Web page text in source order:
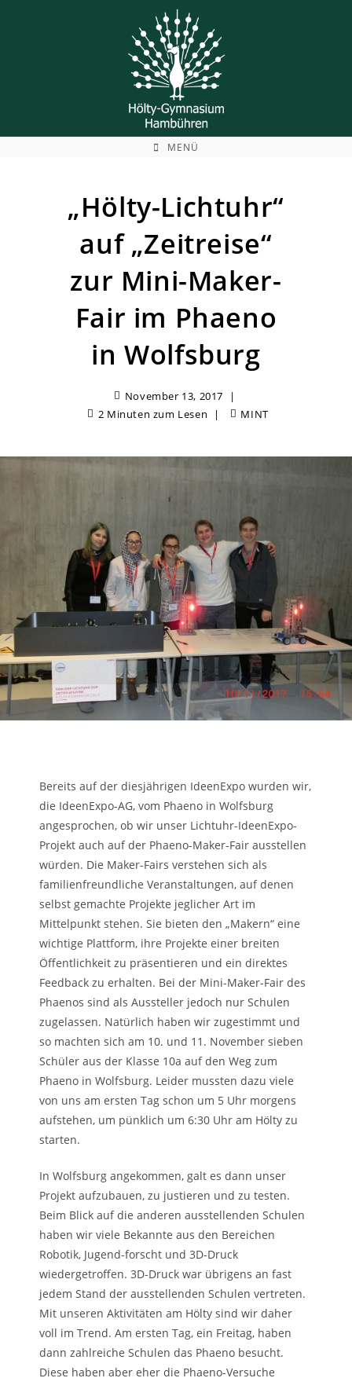
MENÜ
„Hölty-Lichtuhr“
auf „Zeitreise“
zur Mini-Maker-
Fair im Phaeno
in Wolfsburg
November 13, 2017
2 Minuten zum Lesen
MINT
Bereits auf der diesjährigen IdeenExpo wurden wir,
die IdeenExpo-AG, vom Phaeno in Wolfsburg
angesprochen, ob wir unser Lichtuhr-IdeenExpo-
Projekt auch auf der Phaeno-Maker-Fair ausstellen
würden. Die Maker-Fairs verstehen sich als
familienfreundliche Veranstaltungen, auf denen
selbst gemachte Projekte jeglicher Art im
Mittelpunkt stehen. Sie bieten den „Makern“ eine
wichtige Plattform, ihre Projekte einer breiten
Öffentlichkeit zu präsentieren und ein direktes
Feedback zu erhalten. Bei der Mini-Maker-Fair des
Phaenos sind als Aussteller jedoch nur Schulen
zugelassen. Natürlich haben wir zugestimmt und
so machten sich am 10. und 11. November sieben
Schüler aus der Klasse 10a auf den Weg zum
Phaeno in Wolfsburg. Leider mussten dazu viele
von uns am ersten Tag schon um 5 Uhr morgens
aufstehen, um pünklich um 6:30 Uhr am Hölty zu
starten.
In Wolfsburg angekommen, galt es dann unser
Projekt aufzubauen, zu justieren und zu testen.
Beim Blick auf die anderen ausstellenden Schulen
haben wir viele Bekannte aus den Bereichen
Robotik, Jugend-forscht und 3D-Druck
wiedergetroffen. 3D-Druck war übrigens an fast
jedem Stand der ausstellenden Schulen vertreten.
Mit unseren Aktivitäten am Hölty sind wir daher
voll im Trend. Am ersten Tag, ein Freitag, haben
dann zahlreiche Schulen das Phaeno besucht.
Diese haben aber eher die Phaeno-Versuche